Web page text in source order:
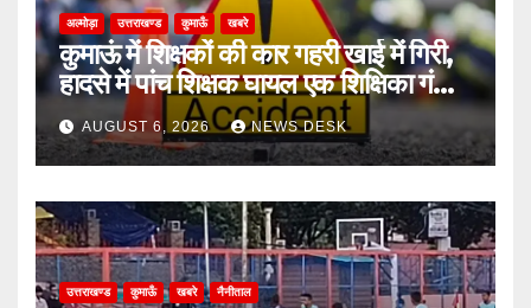
अल्मोड़ा उत्तराखण्ड कुमाऊँ खबरे
कुमाऊं में शिक्षकों की कार गहरी खाई में गिरी,
हादसे में पांच शिक्षक घायल एक शिक्षिका गंभीर
घायल
AUGUST 6, 2026 NEWS DESK
उत्तराखण्ड कुमाऊँ खबरे नैनीताल